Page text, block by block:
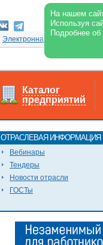
На нашем
Используя
Подробнее
Электронная версия
Каталог
предприятий
ОТРАСЛЕВАЯ ИНФОРМАЦИЯ
Вебинары
Тендеры
Новости отрасли
ГОСТы